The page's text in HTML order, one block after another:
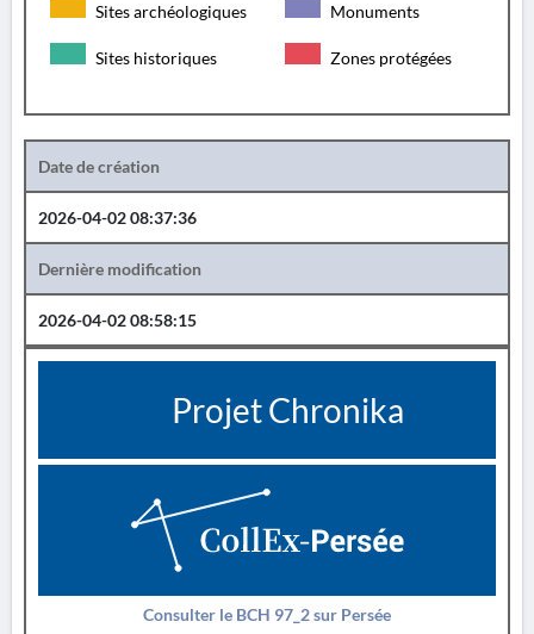
Sites archéologiques Monuments
Sites historiques Zones protégées
Date de création
2026-04-02 08:37:36
Dernière modification
2026-04-02 08:58:15
Projet Chronika
Consulter le BCH 97_2 sur Persée